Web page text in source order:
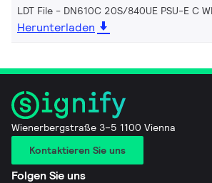
LDT File - DN610C 20S/840UE PSU-E C
Herunterladen
Wienerbergstraße 3–5 1100 Vienna
Kontaktieren Sie uns
Folgen Sie uns